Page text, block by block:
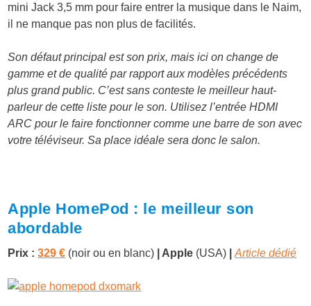
mini Jack 3,5 mm pour faire entrer la musique dans le Naim,
il ne manque pas non plus de facilités.
Son défaut principal est son prix, mais ici on change de
gamme et de qualité par rapport aux modèles précédents
plus grand public. C’est sans conteste le meilleur haut-
parleur de cette liste pour le son. Utilisez l’entrée HDMI
ARC pour le faire fonctionner comme une barre de son avec
votre téléviseur. Sa place idéale sera donc le salon.
Apple HomePod : le meilleur son
abordable
Prix :329 € (noir ou en blanc) | Apple (USA) |Article dédié